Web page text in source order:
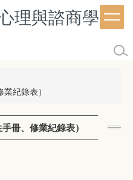
理與諮商學系
紀錄表）
冊、修業紀錄表）